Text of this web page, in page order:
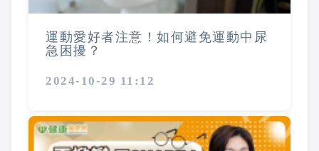
運動愛好者注意！如何避免運動中尿
急困擾？
2024-10-29 11:12